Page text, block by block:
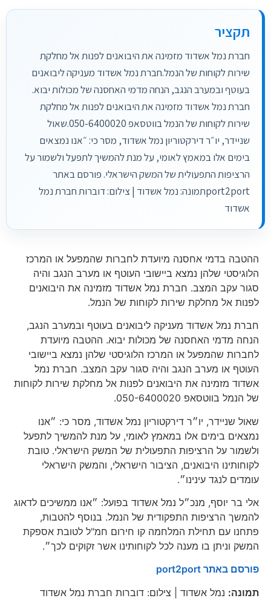
תקציר
חברת נמל אשדוד מזמינה את היבואנים לפנות אל מחלקת
שירות לקוחות של הנמל.חברת נמל אשדוד מעניקה ליבואנים
בעוטף ובמערב הנגב, הנחה מדמי האחסנה של מכולות יבוא.
חברת נמל אשדוד מזמינה את היבואנים לפנות אל מחלקת
שירות לקוחות של הנמל בווטסאפ 050-6400020.שאול
שניידר, יו״ר דירקטוריון נמל אשדוד, מסר כי: ״אנו נמצאים
בימים אלו במאמץ לאומי, על מנת להמשיך לתפעל ולשמור על
הרציפות התפעולית של המשק הישראלי. פורסם באתר
port2portתמונה: נמל אשדוד | צילום: דוברות חברת נמל
אשדוד
ההטבה בדמי אחסנה מיועדת לחברות שהמפעל או המרכז
הלוגיסטי שלהן נמצא ביישובי העוטף או מערב הנגב והיה
סגור עקב המצב. חברת נמל אשדוד מזמינה את היבואנים
לפנות אל מחלקת שירות לקוחות של הנמל.
חברת נמל אשדוד מעניקה ליבואנים בעוטף ובמערב הנגב,
הנחה מדמי האחסנה של מכולות יבוא. ההטבה מיועדת
לחברות שהמפעל או המרכז הלוגיסטי שלהן נמצא ביישובי
העוטף או מערב הנגב והיה סגור עקב המצב. חברת נמל
אשדוד מזמינה את היבואנים לפנות אל מחלקת שירות לקוחות
של הנמל בווטסאפ 050-6400020.
שאול שניידר, יו״ר דירקטוריון נמל אשדוד, מסר כי: ״אנו
נמצאים בימים אלו במאמץ לאומי, על מנת להמשיך לתפעל
ולשמור על הרציפות התפעולית של המשק הישראלי. טובת
לקוחותינו היבואנים, הציבור הישראלי, והמשק הישראלי
עומדים לנגד עינינו״.
אלי בר יוסף, מנכ״ל נמל אשדוד בפועל: ״אנו ממשיכים לדאוג
להמשך הרציפות התפקודית של הנמל. בנוסף להטבות,
פתחנו עם תחילת המלחמה קו חירום חמ"ל לטובת אספקת
המשק וניתן בו מענה לכל לקוחותינו אשר זקוקים לכך״.
פורסם באתר port2port
תמונה: נמל אשדוד | צילום: דוברות חברת נמל אשדוד